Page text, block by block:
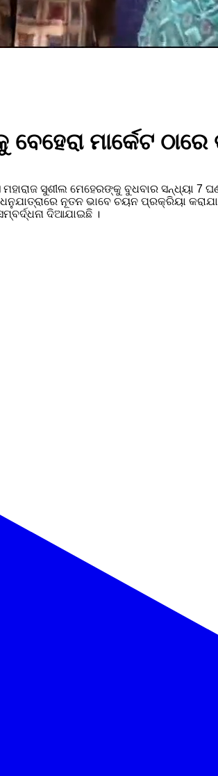
ମାର୍କେଟ
ସୁଶୀଲ ମେହେରଙ୍କୁ ବୁଧବାର ସନ୍ଧ୍ୟା 7
ନୂତନ ଭାବେ ଚୟନ ପ୍ରକ୍ରିୟା
ଦିଆଯାଇଛି ।